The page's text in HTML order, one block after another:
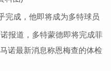
完成，他即将成为多特球员
报道，多特蒙德即将完成菲
诺最新消息称恩梅查的体检